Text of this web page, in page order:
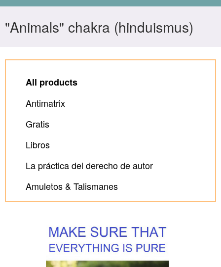
"Animals" chakra (hinduismus)
All products
Antimatrix
Gratis
Libros
La práctica del derecho de autor
Amuletos & Talismanes